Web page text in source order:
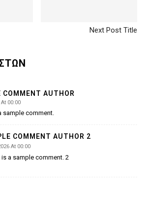
Next Post Title
COMMENT AUTHOR
00:00
sample comment.
COMMENT AUTHOR 2
At 00:00
is a sample comment. 2